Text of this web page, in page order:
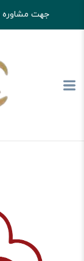
جهت مشاوره و
آجیل و خشکبار عابدینی